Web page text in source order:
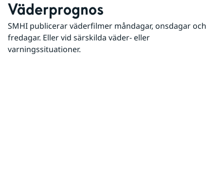
Väderprognos
SMHI publicerar väderfilmer måndagar, onsdagar och
fredagar. Eller vid särskilda väder- eller
varningssituationer.